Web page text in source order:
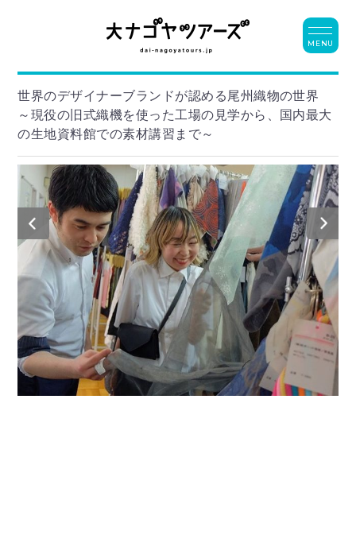
世界のデザイナーブランドが認める尾州織物の世界
～現役の旧式織機を使った工場の見学から、国内最大
の生地資料館での素材講習まで～
MENU